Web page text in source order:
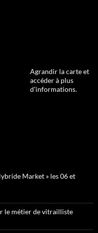
Agrandir la carte et
accéder à plus
d'informations.
Market » les 06 et
le métier de vitrailliste